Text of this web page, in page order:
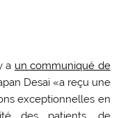
a un communiqué de
Desai «a reçu une
exceptionnelles en